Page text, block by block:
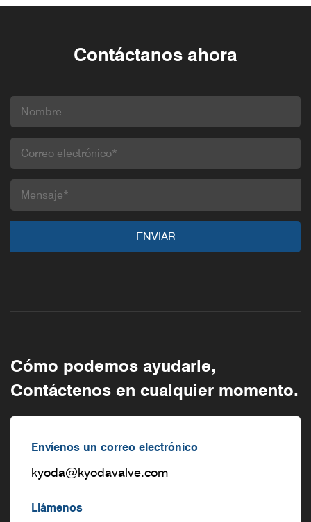
Contáctanos ahora
Cómo podemos ayudarle,
Contáctenos en cualquier momento.
Envíenos un correo electrónico
kyoda@kyodavalve.com
Llámenos